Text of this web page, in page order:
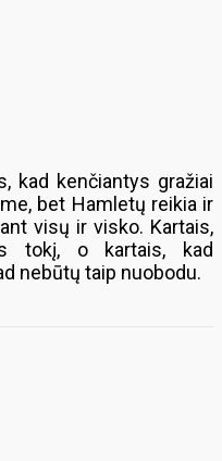
kad kenčiantys gražiai
bet Hamletų reikia ir
visų ir visko. Kartais,
tokį, o kartais, kad
nebūtų taip nuobodu.